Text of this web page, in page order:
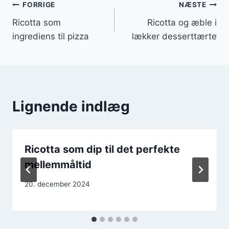
Indlægsnavigation
FORRIGE
Ricotta som
ingrediens til pizza
NÆSTE
Ricotta og æble i
lækker desserttærte
Lignende indlæg
Ricotta som dip til det perfekte
mellemmåltid
20. december 2024